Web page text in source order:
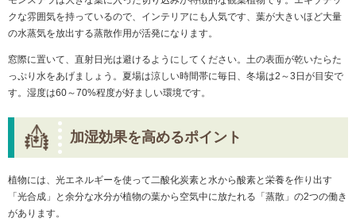
クな雰囲気を持っているので、インテリアにも人気です、葉が大きいほど大量
の水蒸気を放出する蒸散作用が活発になります。
窓際に置いて、直射日光は避けるようにしてください。土の表面が乾いたらた
っぷり水をあげましょう。夏場は涼しい時間帯に毎日、冬場は2～3日が目安で
す。湿度は60～70%程度が好ましい環境です。
加湿効果を高めるポイント
植物には、光エネルギーを使って二酸化炭素と水から酸素と栄養を作り出す
「光合成」と余分な水分が植物の葉から空気中に放たれる「蒸散」の2つの働き
があります。